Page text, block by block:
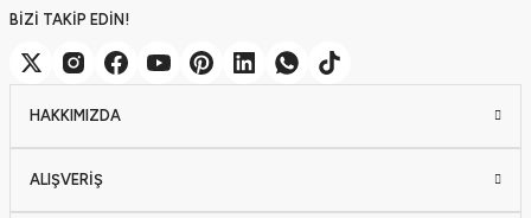
BİZİ TAKİP EDİN!
HAKKIMIZDA
ALIŞVERİŞ